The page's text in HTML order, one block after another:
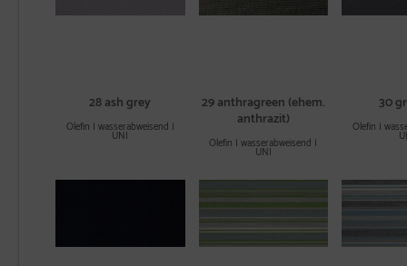
28 ash grey
Olefin | wasserabweisend |
UNI
29 anthragreen (ehem.
anthrazit)
Olefin | wasserabweisend |
UNI
30
Olefin |